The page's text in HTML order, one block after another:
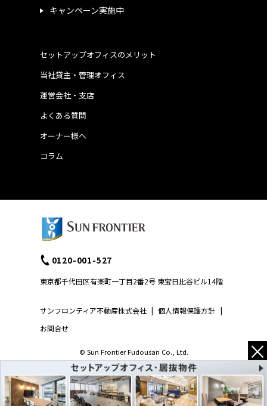
キャンペーン実施中
運営会社・支店
よくある質問
当社貸主・管理オフィス
オーナー様へ
コラム
セットアップオフィスのメリット
サンフロンティア不動産株式会社 | 個人情報保護方針 |
お問合せ
0120-001-527
東京都千代田区有楽町一丁目2番2号 東宝日比谷ビル14階
© Sun Frontier Fudousan Co., Ltd. ×